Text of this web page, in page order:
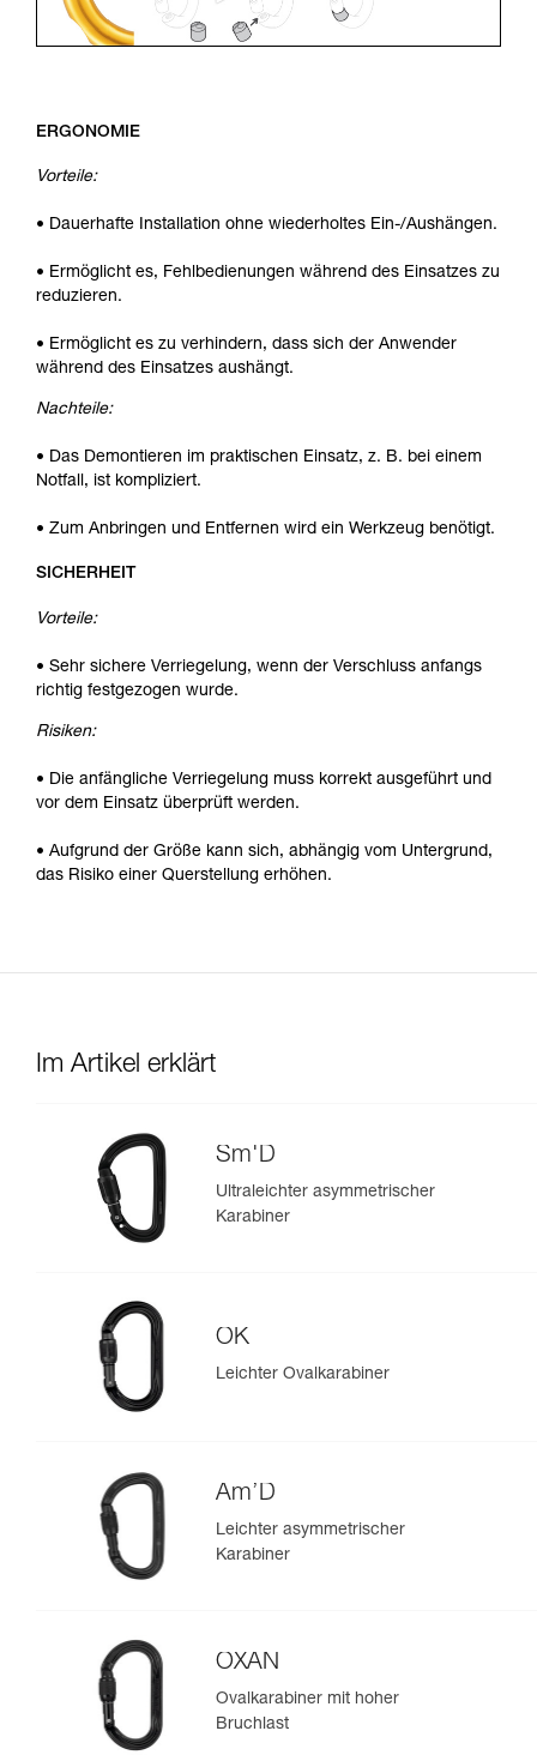
ERGONOMIE
Vorteile:
• Dauerhafte Installation ohne wiederholtes Ein-/Aushängen.
• Ermöglicht es, Fehlbedienungen während des Einsatzes zu
reduzieren.
• Ermöglicht es zu verhindern, dass sich der Anwender
während des Einsatzes aushängt.
Nachteile:
• Das Demontieren im praktischen Einsatz, z. B. bei einem
Notfall, ist kompliziert.
• Zum Anbringen und Entfernen wird ein Werkzeug benötigt.
SICHERHEIT
Vorteile:
• Sehr sichere Verriegelung, wenn der Verschluss anfangs
richtig festgezogen wurde.
Risiken:
• Die anfängliche Verriegelung muss korrekt ausgeführt und
vor dem Einsatz überprüft werden.
• Aufgrund der Größe kann sich, abhängig vom Untergrund,
das Risiko einer Querstellung erhöhen.
Im Artikel erklärt
Sm'D
Ultraleichter asymmetrischer
Karabiner
OK
Leichter Ovalkarabiner
Am’D
Leichter asymmetrischer
Karabiner
OXAN
Ovalkarabiner mit hoher
Bruchlast